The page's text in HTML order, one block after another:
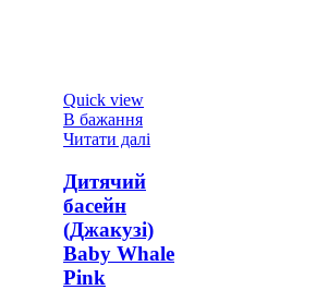
Quick view
В бажання
Читати далі
Дитячий
басейн
(Джакузі)
Baby Whale
Pink